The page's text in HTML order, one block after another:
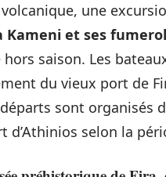
une
Kameni et ses
hors saison. Les
du vieux port de
sont organisés
d’Athinios selon la